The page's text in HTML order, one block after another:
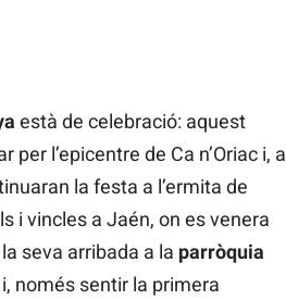
està de celebració: aquest
l’epicentre de Ca n’Oriac i, a
la festa a l’ermita de
i vincles a Jaén, on es venera
seva arribada a la parròquia
només sentir la primera